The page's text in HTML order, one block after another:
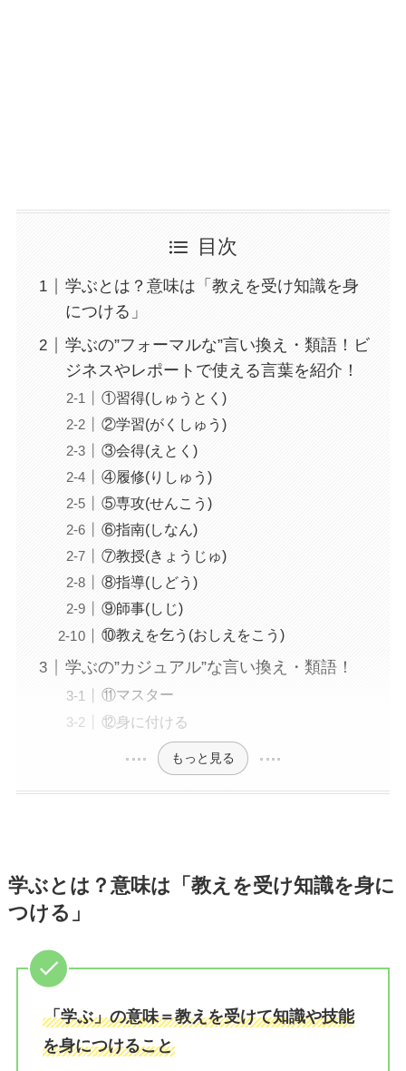
目次
学ぶとは？意味は「教えを受け知識を身
につける」
学ぶの”フォーマルな”言い換え・類語！ビ
ジネスやレポートで使える言葉を紹介！
①習得(しゅうとく)
②学習(がくしゅう)
③会得(えとく)
④履修(りしゅう)
⑤専攻(せんこう)
⑥指南(しなん)
⑦教授(きょうじゅ)
⑧指導(しどう)
⑨師事(しじ)
⑩教えを乞う(おしえをこう)
学ぶの”カジュアル”な言い換え・類語！
⑪マスター
⑫身に付ける
もっと見る
学ぶとは？意味は「教えを受け知識を身に
つける」
「学ぶ」の意味＝教えを受けて知識や技能
を身につけること